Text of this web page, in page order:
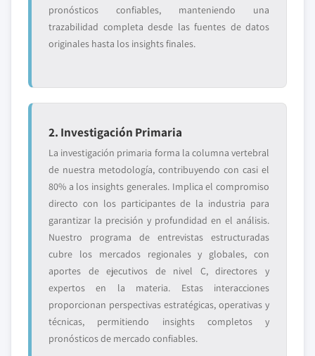
pronósticos confiables, manteniendo una
trazabilidad completa desde las fuentes de datos
originales hasta los insights finales.
2. Investigación Primaria
La investigación primaria forma la columna vertebral
de nuestra metodología, contribuyendo con casi el
80% a los insights generales. Implica el compromiso
directo con los participantes de la industria para
garantizar la precisión y profundidad en el análisis.
Nuestro programa de entrevistas estructuradas
cubre los mercados regionales y globales, con
aportes de ejecutivos de nivel C, directores y
expertos en la materia. Estas interacciones
proporcionan perspectivas estratégicas, operativas y
técnicas, permitiendo insights completos y
pronósticos de mercado confiables.